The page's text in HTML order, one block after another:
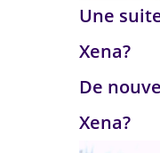
Une
Xena?
De
Xena?